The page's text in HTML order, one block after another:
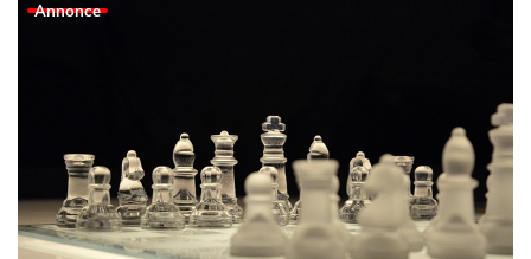
Annonce